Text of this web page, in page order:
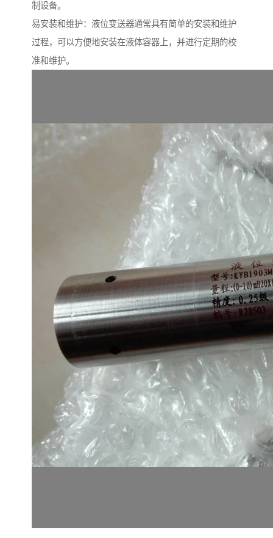
制设备。
易安装和维护：液位变送器通常具有简单的安装和维护
过程，可以方便地安装在液体容器上，并进行定期的校
准和维护。